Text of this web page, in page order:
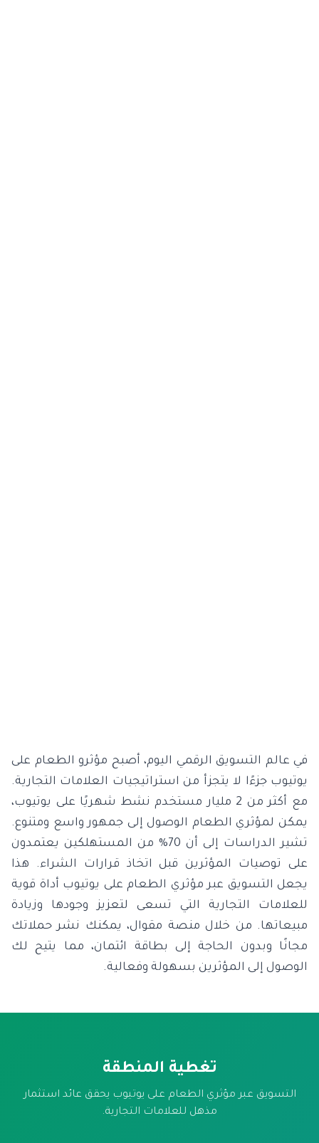
في عالم التسويق الرقمي اليوم، أصبح مؤثرو الطعام على
يوتيوب جزءًا لا يتجزأ من استراتيجيات العلامات التجارية.
مع أكثر من 2 مليار مستخدم نشط شهريًا على يوتيوب،
يمكن لمؤثري الطعام الوصول إلى جمهور واسع ومتنوع.
تشير الدراسات إلى أن 70% من المستهلكين يعتمدون
على توصيات المؤثرين قبل اتخاذ قرارات الشراء. هذا
يجعل التسويق عبر مؤثري الطعام على يوتيوب أداة قوية
للعلامات التجارية التي تسعى لتعزيز وجودها وزيادة
مبيعاتها. من خلال منصة مقوال، يمكنك نشر حملاتك
مجانًا وبدون الحاجة إلى بطاقة ائتمان، مما يتيح لك
الوصول إلى المؤثرين بسهولة وفعالية.
تغطية المنطقة
التسويق عبر مؤثري الطعام على يوتيوب يحقق عائد استثمار
مذهل للعلامات التجارية.